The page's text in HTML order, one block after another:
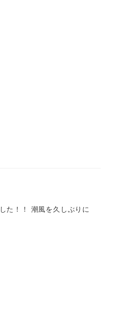
た！！ 潮風を久しぶりに